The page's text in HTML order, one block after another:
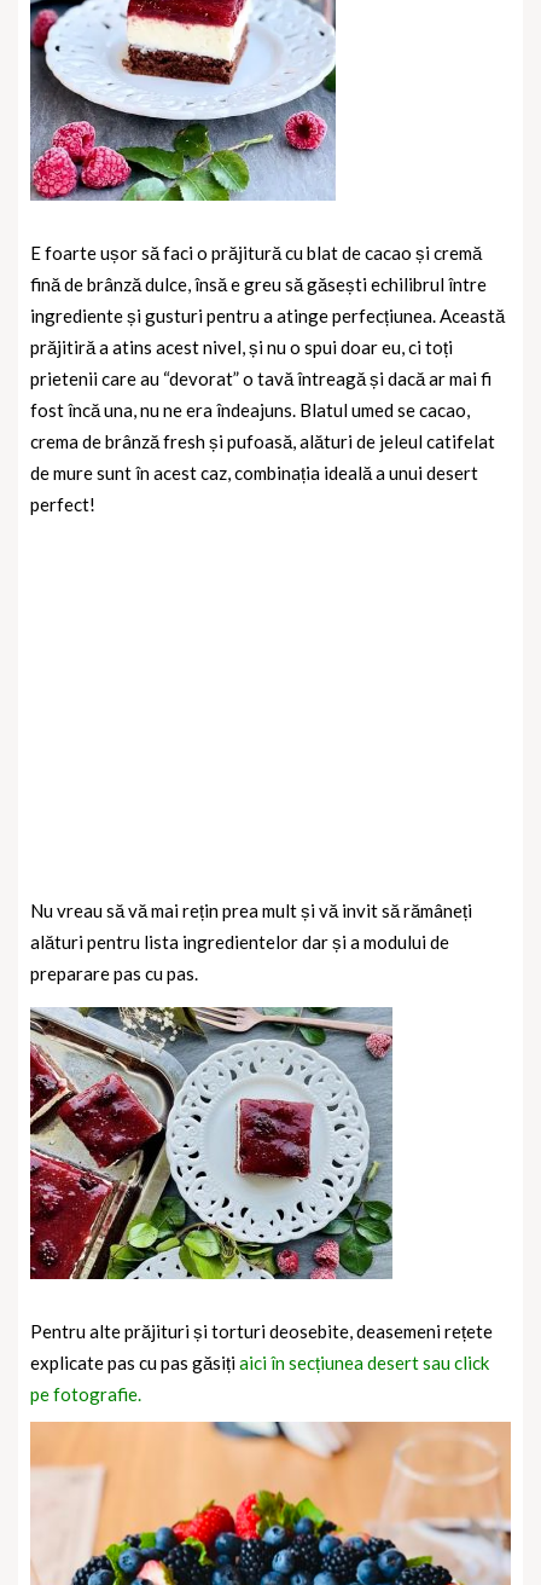
E foarte ușor să faci o prăjitură cu blat de cacao și cremă
fină de brânză dulce, însă e greu să găsești echilibrul între
ingrediente și gusturi pentru a atinge perfecțiunea. Această
prăjitiră a atins acest nivel, și nu o spui doar eu, ci toți
prietenii care au “devorat” o tavă întreagă și dacă ar mai fi
fost încă una, nu ne era îndeajuns. Blatul umed se cacao,
crema de brânză fresh și pufoasă, alături de jeleul catifelat
de mure sunt în acest caz, combinația ideală a unui desert
perfect!
Nu vreau să vă mai rețin prea mult și vă invit să rămâneți
alături pentru lista ingredientelor dar și a modului de
preparare pas cu pas.
Pentru alte prăjituri și torturi deosebite, deasemeni rețete
explicate pas cu pas găsițiaici în secțiunea desert sau click
pe fotografie.